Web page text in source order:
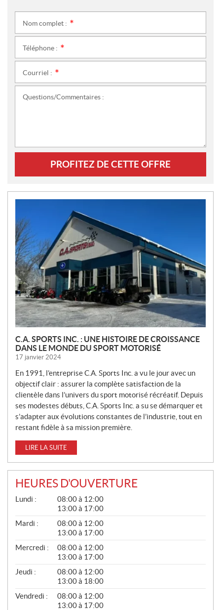
Nom complet :
Téléphone :
Courriel :
Questions/Commentaires :
PROFITEZ DE CETTE OFFRE
O
U
V
E
L
L
E
S
C.A. SPORTS INC. : UNE HISTOIRE DE CROISSANCE
DANS LE MONDE DU SPORT MOTORISÉ
17 janvier 2024
En 1991, l’entreprise C.A. Sports Inc. a vu le jour avec un
objectif clair : assurer la complète satisfaction de la
clientèle dans l’univers du sport motorisé récréatif. Depuis
ses modestes débuts, C.A. Sports Inc. a su se démarquer et
s’adapter aux évolutions constantes de l’industrie, tout en
restant fidèle à sa mission première.
LIRE LA SUITE
HEURES D'OUVERTURE
G
N
É
L
Lundi :
08:00 à 12:00
13:00 à 17:00
Mardi :
08:00 à 12:00
13:00 à 17:00
Mercredi :
08:00 à 12:00
13:00 à 17:00
Jeudi :
08:00 à 12:00
13:00 à 18:00
Vendredi :
08:00 à 12:00
13:00 à 17:00